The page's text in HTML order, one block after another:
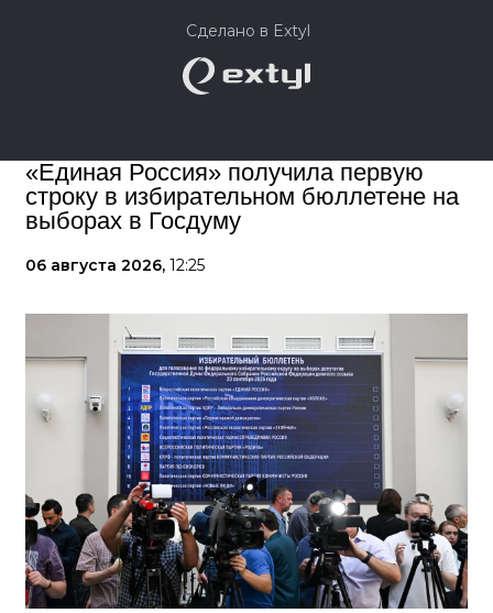
Сделано в Extyl
«Единая Россия» получила первую
строку в избирательном бюллетене на
выборах в Госдуму
06 августа 2026, 12:25